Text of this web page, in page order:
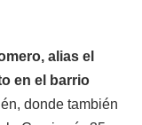
alias el
en el barrio
donde también